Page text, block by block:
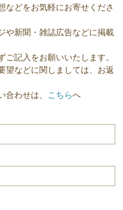
などをお気軽にお寄せくださ
や新聞・雑誌広告などに掲載
記入をお願いいたします。
などに関しましては、お返
わせは、 こちらへ